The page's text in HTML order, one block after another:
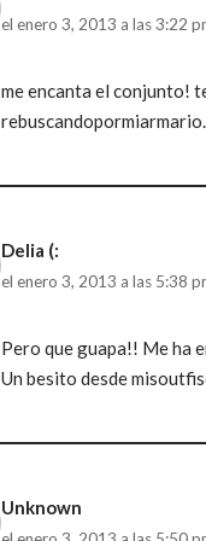
el enero 3, 2013 a las 3:22
me encanta el conjunto!
Delia (:
el enero 3, 2013 a las 5:38
Pero que guapa!! Me ha
Un besito desde
Unknown